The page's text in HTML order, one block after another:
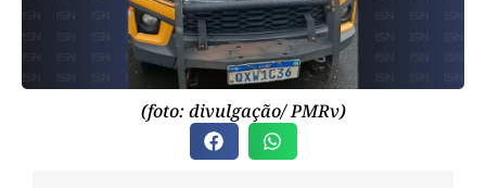
(foto: divulgação/ PMRv)